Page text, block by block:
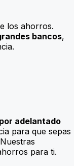
los ahorros.
bancos,
adelantado
para que sepas
para ti.